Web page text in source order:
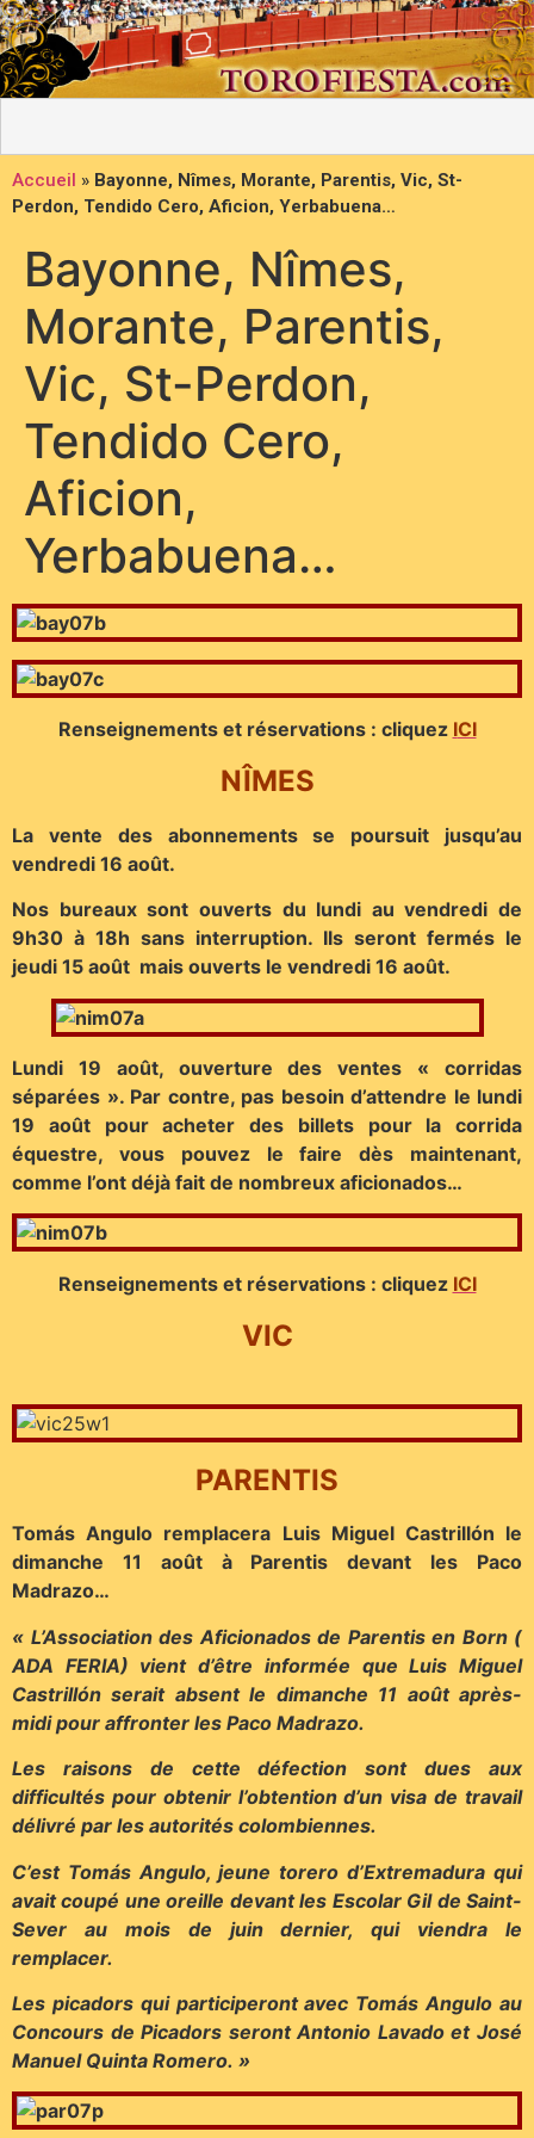
Accueil » Bayonne, Nîmes, Morante, Parentis, Vic, St-
Perdon, Tendido Cero, Aficion, Yerbabuena…
Bayonne, Nîmes,
Morante, Parentis,
Vic, St-Perdon,
Tendido Cero,
Aficion,
Yerbabuena…
Renseignements et réservations : cliquez ICI
NÎMES
La vente des abonnements se poursuit jusqu’au
vendredi 16 août.
Nos bureaux sont ouverts du lundi au vendredi de
9h30 à 18h sans interruption. Ils seront fermés le
jeudi 15 août mais ouverts le vendredi 16 août.
Lundi 19 août, ouverture des ventes « corridas
séparées ». Par contre, pas besoin d’attendre le lundi
19 août pour acheter des billets pour la corrida
équestre, vous pouvez le faire dès maintenant,
comme l’ont déjà fait de nombreux aficionados…
Renseignements et réservations : cliquez ICI
VIC
PARENTIS
Tomás Angulo remplacera Luis Miguel Castrillón le
dimanche 11 août à Parentis devant les Paco
Madrazo…
« L’Association des Aficionados de Parentis en Born (
ADA FERIA) vient d’être informée que Luis Miguel
Castrillón serait absent le dimanche 11 août après-
midi pour affronter les Paco Madrazo.
Les raisons de cette défection sont dues aux
difficultés pour obtenir l’obtention d’un visa de travail
délivré par les autorités colombiennes.
C’est Tomás Angulo, jeune torero d’Extremadura qui
avait coupé une oreille devant les Escolar Gil de Saint-
Sever au mois de juin dernier, qui viendra le
remplacer.
Les picadors qui participeront avec Tomás Angulo au
Concours de Picadors seront Antonio Lavado et José
Manuel Quinta Romero. »